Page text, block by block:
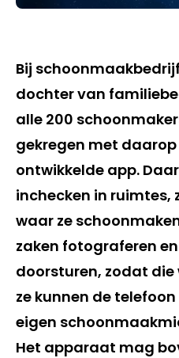
Bij schoonmaakbedrijf
dochter van
alle 200
gekregen met
ontwikkelde app.
inchecken in ruimtes,
waar ze
zaken fotograferen
doorsturen, zodat die
ze kunnen de
eigen
Het apparaat mag